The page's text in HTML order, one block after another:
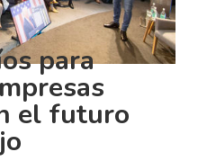
para
el futuro